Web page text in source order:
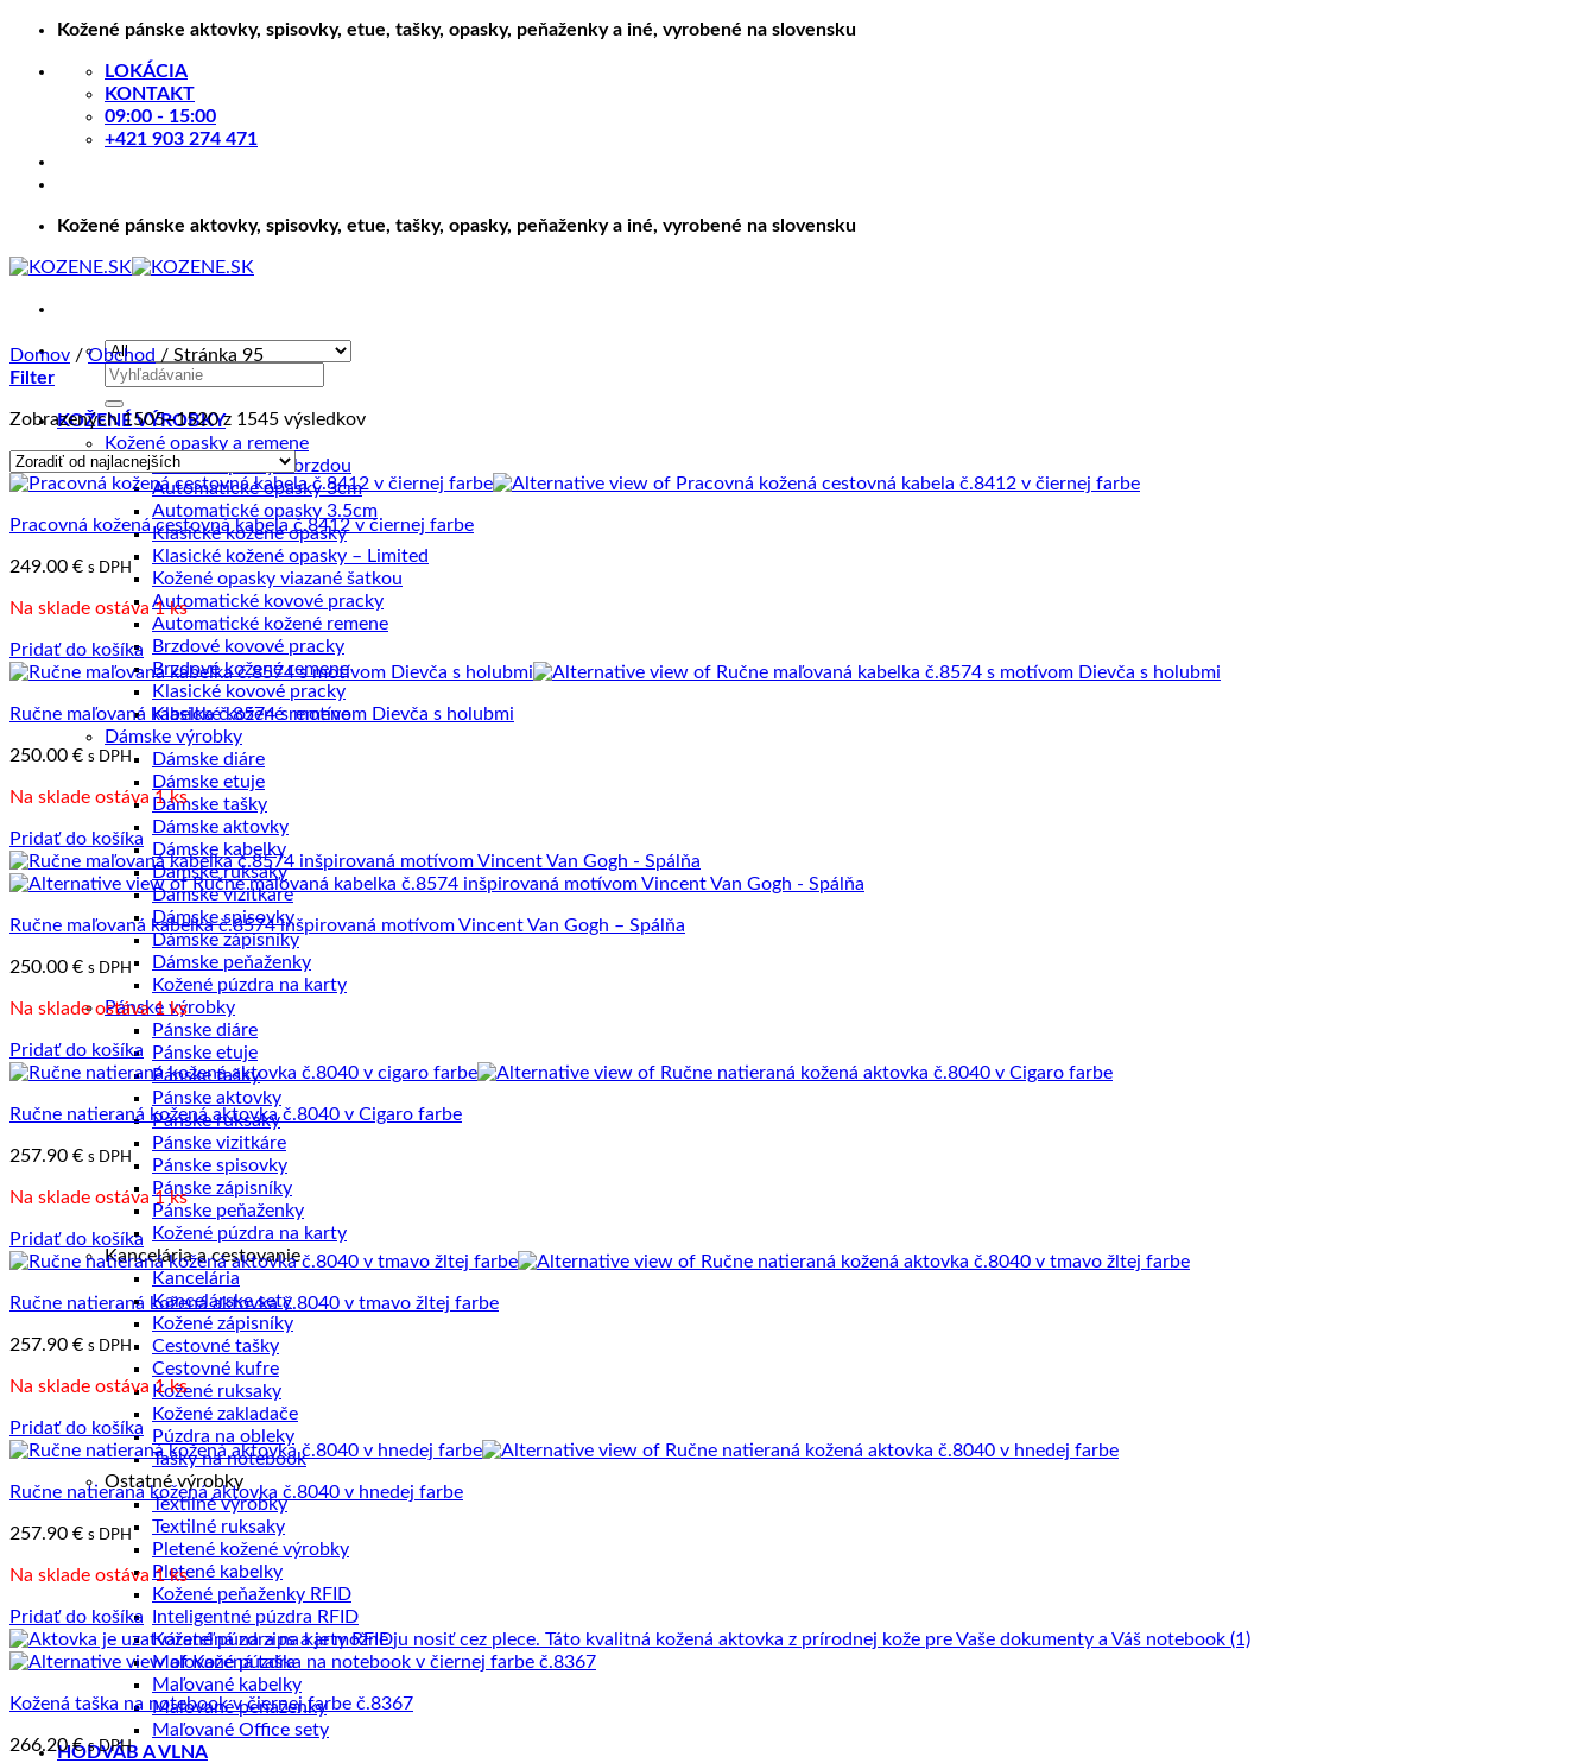
Skip
content
Kožené pánske aktovky, spisovky, etue, tašky, opasky, peňaženky a iné, vyrobené na slovensku
LOKÁCIA
KONTAKT
09:00 - 15:00
+421 903 274 471
Kožené pánske aktovky, spisovky, etue, tašky, opasky, peňaženky a iné, vyrobené na slovensku
Hľadať:
KOŽENÉ VÝROBKY
Kožené opasky a remene
Kožené opasky s brzdou
Automatické opasky 3cm
Automatické opasky 3.5cm
Klasické kožené opasky
Klasické kožené opasky – Limited
Kožené opasky viazané šatkou
Automatické kovové pracky
Automatické kožené remene
Brzdové kovové pracky
Brzdové kožené remene
Klasické kovové pracky
Klasické kožené remene
Dámske výrobky
Dámske diáre
Dámske etuje
Dámske tašky
Dámske aktovky
Dámske kabelky
Dámske ruksaky
Dámske vizitkáre
Dámske spisovky
Dámske zápisníky
Dámske peňaženky
Kožené púzdra na karty
Pánske výrobky
Pánske diáre
Pánske etuje
Pánske tašky
Pánske aktovky
Pánske ruksaky
Pánske vizitkáre
Pánske spisovky
Pánske zápisníky
Pánske peňaženky
Kožené púzdra na karty
Kancelária a cestovanie
Kancelária
Kancelárske sety
Kožené zápisníky
Cestovné tašky
Cestovné kufre
Kožené ruksaky
Kožené zakladače
Púzdra na obleky
Tašky na notebook
Ostatné výrobky
Textilné výrobky
Textilné ruksaky
Pletené kožené výrobky
Pletené kabelky
Kožené peňaženky RFID
Inteligentné púzdra RFID
Kožené púzdra na karty RFID
Maľované púzdra
Maľované kabelky
Maľované peňaženky
Maľované Office sety
HODVÁB A VLNA
Domov / Obchod / Stránka 95
Filter
Zobrazených 1505–1520 z 1545 výsledkovZoradené
od
najnižšej
po
najvyššiu
Pracovná kožená cestovná kabela č.8412 v čiernej farbe
249.00 € s DPH
Na sklade ostáva 1 ks
Pridať do košíka
Ručne maľovaná kabelka č.8574 s motívom Dievča s holubmi
250.00 € s DPH
Na sklade ostáva 1 ks
Pridať do košíka
Ručne maľovaná kabelka č.8574 inšpirovaná motívom Vincent Van Gogh – Spálňa
250.00 € s DPH
Na sklade ostáva 1 ks
Pridať do košíka
Ručne natieraná kožená aktovka č.8040 v Cigaro farbe
257.90 € s DPH
Na sklade ostáva 1 ks
Pridať do košíka
Ručne natieraná kožená aktovka č.8040 v tmavo žltej farbe
257.90 € s DPH
Na sklade ostáva 1 ks
Pridať do košíka
Ručne natieraná kožená aktovka č.8040 v hnedej farbe
257.90 € s DPH
Na sklade ostáva 1 ks
Pridať do košíka
Kožená taška na notebook v čiernej farbe č.8367
266.20€ s DPH